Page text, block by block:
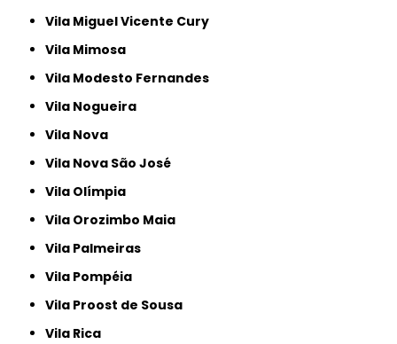
Vila Miguel Vicente Cury
Vila Mimosa
Vila Modesto Fernandes
Vila Nogueira
Vila Nova
Vila Nova São José
Vila Olímpia
Vila Orozimbo Maia
Vila Palmeiras
Vila Pompéia
Vila Proost de Sousa
Vila Rica